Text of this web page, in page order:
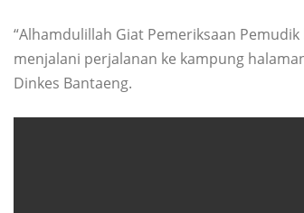
“Alhamdulillah Giat Pemeriksaan
menjalani perjalanan ke kampung
Dinkes Bantaeng.